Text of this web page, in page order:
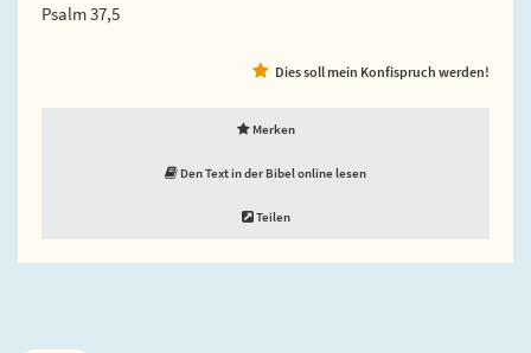
Psalm 37,5
Dies soll mein Konfispruch werden!
Merken
Den Text in der Bibel online lesen
Teilen